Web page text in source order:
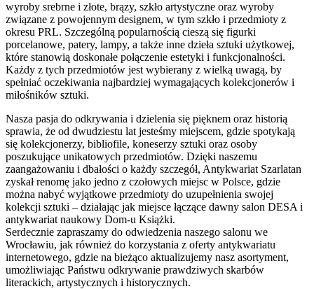
wyroby srebrne i złote, brązy, szkło artystyczne oraz wyroby
związane z powojennym designem, w tym szkło i przedmioty z
okresu PRL. Szczególną popularnością cieszą się figurki
porcelanowe, patery, lampy, a także inne dzieła sztuki użytkowej,
które stanowią doskonałe połączenie estetyki i funkcjonalności.
Każdy z tych przedmiotów jest wybierany z wielką uwagą, by
spełniać oczekiwania najbardziej wymagających kolekcjonerów i
miłośników sztuki.
Nasza pasja do odkrywania i dzielenia się pięknem oraz historią
sprawia, że od dwudziestu lat jesteśmy miejscem, gdzie spotykają
się kolekcjonerzy, bibliofile, koneserzy sztuki oraz osoby
poszukujące unikatowych przedmiotów. Dzięki naszemu
zaangażowaniu i dbałości o każdy szczegół, Antykwariat Szarlatan
zyskał renomę jako jedno z czołowych miejsc w Polsce, gdzie
można nabyć wyjątkowe przedmioty do uzupełnienia swojej
kolekcji sztuki – działając jak miejsce łączące dawny salon DESA i
antykwariat naukowy Dom-u Książki.
Serdecznie zapraszamy do odwiedzenia naszego salonu we
Wrocławiu, jak również do korzystania z oferty antykwariatu
internetowego, gdzie na bieżąco aktualizujemy nasz asortyment,
umożliwiając Państwu odkrywanie prawdziwych skarbów
literackich, artystycznych i historycznych.